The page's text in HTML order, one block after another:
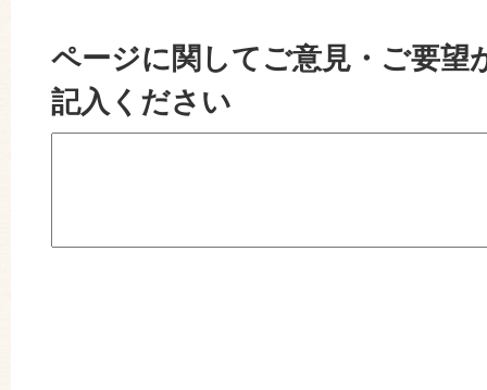
ページに関してご意見・ご要望
記入ください